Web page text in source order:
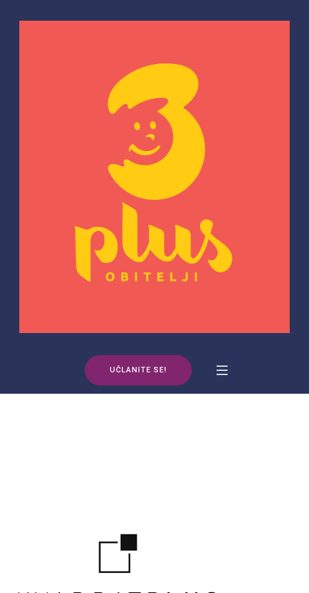
UČLANITE SE!